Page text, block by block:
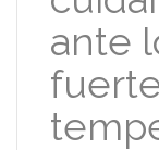
ante